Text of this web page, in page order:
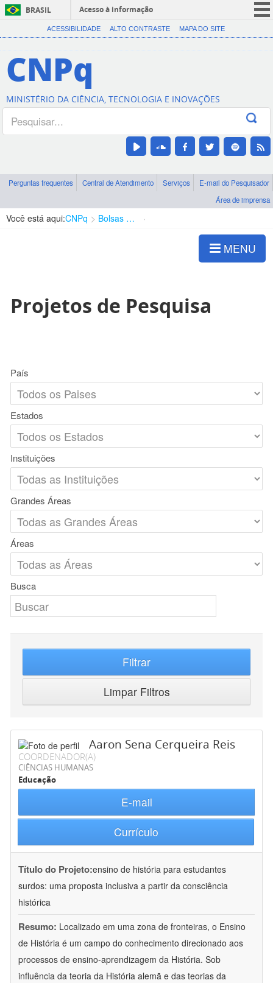
BRASIL
Acesso à informação
CORONAVÍRUS (COVID-19)
Canais
ACESSIBILIDADE ALTO CONTRASTE MAPA DO SITE
CNPq
MINISTÉRIO DA CIÊNCIA, TECNOLOGIA E INOVAÇÕES
Perguntas frequentes Central de Atendimento Serviços
E-mail do Pesquisador
Área de imprensa
Você está aqui:CNPq Bolsas e Auxílios Vigentes
MENU
Projetos de Pesquisa
País
Estados
Instituições
Grandes Áreas
Áreas
Busca
Filtrar
Limpar Filtros
Aaron Sena Cerqueira Reis
COORDENADOR(A)
CIÊNCIAS HUMANAS
Educação
E-mail
Currículo
Título do Projeto:ensino de história para estudantes
surdos: uma proposta inclusiva a partir da consciência
histórica
Resumo: Localizado em uma zona de fronteiras, o Ensino
de História é um campo do conhecimento direcionado aos
processos de ensino-aprendizagem da História. Sob
influência da teoria da História alemã e das teorias da